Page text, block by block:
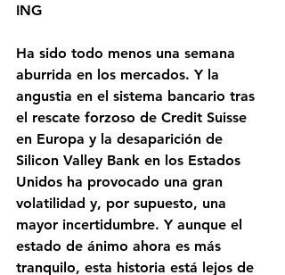
ING
Ha sido todo menos una semana
aburrida en los mercados. Y la
angustia en el sistema bancario tras
el rescate forzoso de Credit Suisse
en Europa y la desaparición de
Silicon Valley Bank en los Estados
Unidos ha provocado una gran
volatilidad y, por supuesto, una
mayor incertidumbre. Y aunque el
estado de ánimo ahora es más
tranquilo, esta historia está lejos de